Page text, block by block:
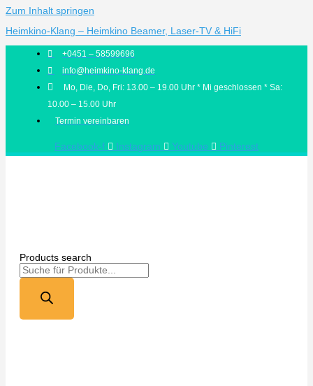
Zum Inhalt springen
Heimkino-Klang – Heimkino Beamer, Laser-TV & HiFi
+0451 – 58599696
info@heimkino-klang.de
Mo, Die, Do, Fri: 13.00 – 19.00 Uhr * Mi geschlossen * Sa:
10.00 – 15.00 Uhr
Termin vereinbaren
Facebook-f Instagram Youtube Pinterest
Products search